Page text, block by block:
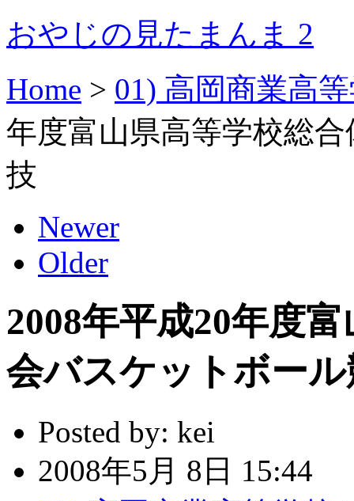
おやじの見たまんま 2
Home > 01) 高岡商業高
年度富山県高等学校総
技
Newer
Older
2008年平成20年度
会バスケットボー
Posted by: kei
2008年5月 8日 15:44